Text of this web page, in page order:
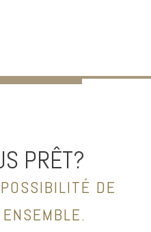
PRÊT?
DE